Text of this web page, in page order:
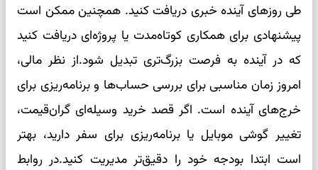
طی روزهای آینده خبری دریافت کنید. همچنین ممکن است
پیشنهادی برای همکاری کوتاه‌مدت یا پروژه‌ای دریافت کنید
که در آینده به فرصت بزرگ‌تری تبدیل شود.از نظر مالی،
امروز زمان مناسبی برای بررسی حساب‌ها و برنامه‌ریزی برای
خرج‌های آینده است. اگر قصد خرید وسیله‌ای گران‌قیمت،
تغییر گوشی موبایل یا برنامه‌ریزی برای سفر دارید، بهتر
است ابتدا بودجه خود را دقیق‌تر مدیریت کنید.در روابط